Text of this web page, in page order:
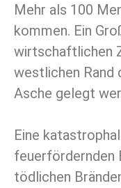
Mehr als 100
kommen. Ein
wirtschaftlichen
westlichen Rand
Asche gelegt
Eine
feuerfördernden
tödlichen